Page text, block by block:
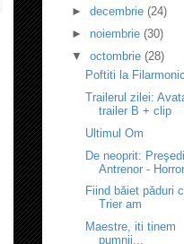
► decembrie (24)
► noiembrie (30)
▼ octombrie (28)
Poftiti la
Trailerul zilei:
trailer B + clip
Ultimul Om
De neoprit:
Antrenor - Horror
Fiind băiet păduri
Trier am
Maestre, iti tinem
pumnii...